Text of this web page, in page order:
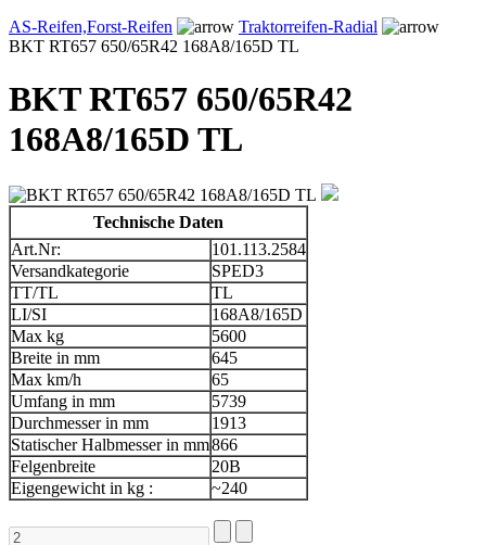
AS-Reifen,Forst-Reifen
Traktorreifen-Radial
BKT RT657 650/65R42 168A8/165D TL
BKT RT657 650/65R42
168A8/165D TL
Technische Daten
Art.Nr:
101.113.2584
Versandkategorie
SPED3
TT/TL
TL
LI/SI
168A8/165D
Max kg
5600
Breite in mm
645
Max km/h
65
Umfang in mm
5739
Durchmesser in mm
1913
Statischer Halbmesser in mm866
Felgenbreite
20B
Eigengewicht in kg :
~240